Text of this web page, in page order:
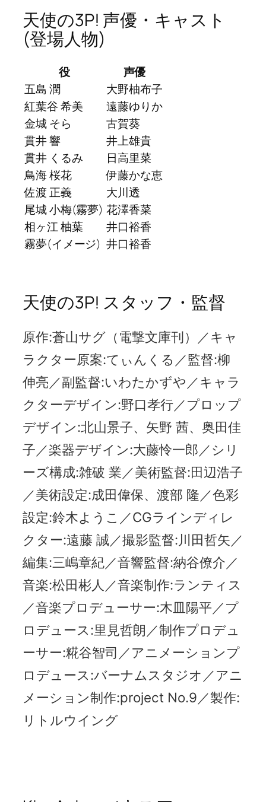
天使の3P! 声優・キャスト
(登場人物)
役
声優
五島 潤
大野柚布子
紅葉谷 希美
遠藤ゆりか
金城 そら
古賀葵
貫井 響
井上雄貴
貫井 くるみ
日高里菜
鳥海 桜花
伊藤かな恵
佐渡 正義
大川透
尾城 小梅(霧夢) 花澤香菜
相ヶ江 柚葉
井口裕香
霧夢(イメージ) 井口裕香
天使の3P! スタッフ・監督
原作:蒼山サグ（電撃文庫刊）／キャ
ラクター原案:てぃんくる／監督:柳
伸亮／副監督:いわたかずや／キャラ
クターデザイン:野口孝行／プロップ
デザイン:北山景子、矢野 茜、奥田佳
子／楽器デザイン:大藤怜一郎／シリ
ーズ構成:雑破 業／美術監督:田辺浩子
／美術設定:成田偉保、渡部 隆／色彩
設定:鈴木ようこ／CGラインディレ
クター:遠藤 誠／撮影監督:川田哲矢／
編集:三嶋章紀／音響監督:納谷僚介／
音楽:松田彬人／音楽制作:ランティス
／音楽プロデューサー:木皿陽平／プ
ロデュース:里見哲朗／制作プロデュ
ーサー:糀谷智司／アニメーションプ
ロデュース:バーナムスタジオ／アニ
メーション制作:project No.9／製作:
リトルウイング